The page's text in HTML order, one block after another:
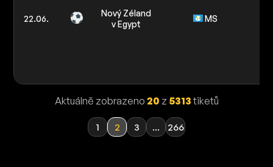
22.06.
Nový Zéland
v Egypt
MS
Aktuálně zobrazeno 20 z 5313tiketů
1 2 3 ... 266